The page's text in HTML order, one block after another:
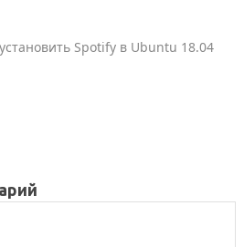
Spotify в Ubuntu 18.04